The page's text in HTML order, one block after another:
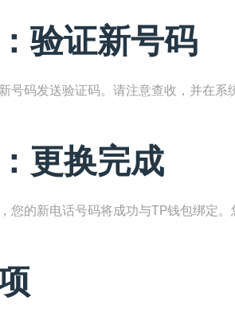
验证新号码
号码发送验证码。请注意查收，并在系
更换完成
您的新电话号码将成功与TP钱包绑定